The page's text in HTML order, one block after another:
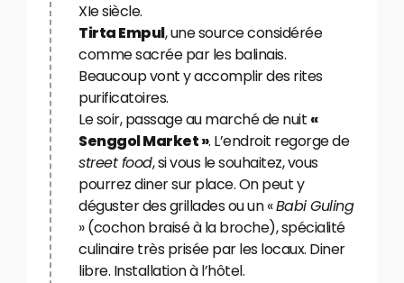
XIe siècle.
Tirta Empul, une source considérée
comme sacrée par les balinais.
Beaucoup vont y accomplir des rites
purificatoires.
Le soir, passage au marché de nuit «
Senggol Market ». L’endroit regorge de
street food, si vous le souhaitez, vous
pourrez diner sur place. On peut y
déguster des grillades ou un «Babi Guling
» (cochon braisé à la broche), spécialité
culinaire très prisée par les locaux. Diner
libre. Installation à l’hôtel.